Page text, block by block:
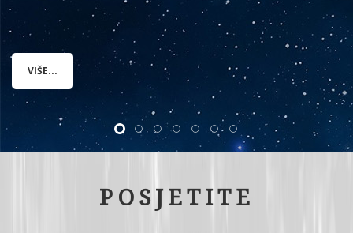
VIŠE...
POSJETITE